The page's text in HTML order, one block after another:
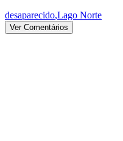
desaparecido,Lago Norte
Ver Comentários